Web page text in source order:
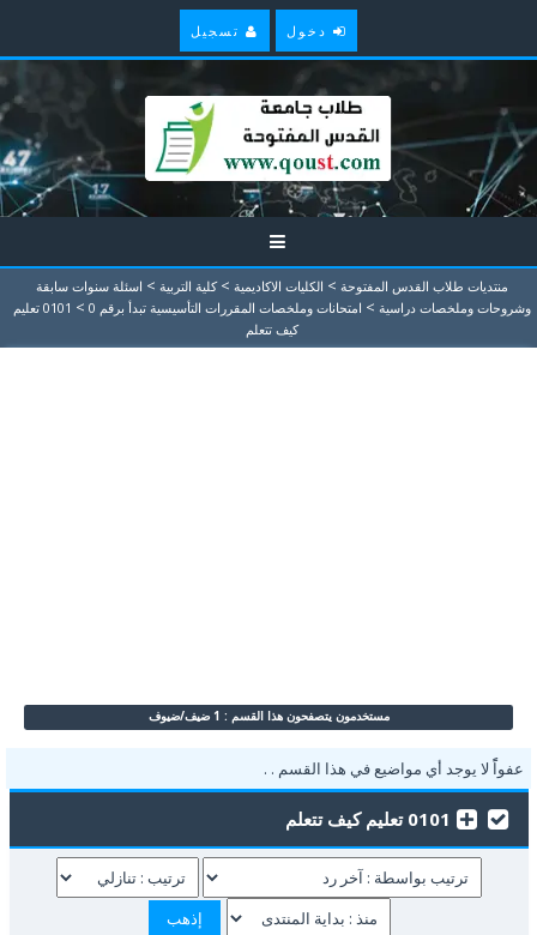
دخول تسجيل
منتديات طلاب القدس المفتوحة > الكليات الاكاديمية > كلية التربية > اسئلة سنوات سابقة
وشروحات وملخصات دراسية > امتحانات وملخصات المقررات التأسيسية تبدأ برقم 0 >
0101 تعليم
كيف تتعلم
مستخدمون يتصفحون هذا القسم : 1 ضيف/ضيوف
عفواًً لا يوجد أي مواضيع في هذا القسم . .
0101 تعليم كيف تتعلم